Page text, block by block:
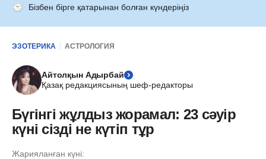
Бізбен бірге қатарынан болған күндеріңіз
ЭЗОТЕРИКА АСТРОЛОГИЯ
Айтолқын Адырбай
Қазақ редакциясының шеф-редакторы
Бүгінгі жұлдыз жорамал: 23 сәуір
күні сізді не күтіп тұр
Жарияланған күні: